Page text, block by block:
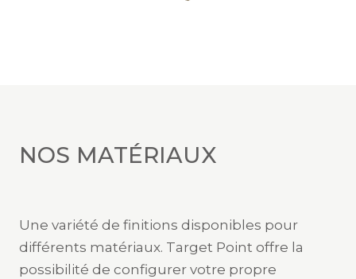
NOS MATÉRIAUX
Une variété de finitions disponibles pour
différents matériaux. Target Point offre la
possibilité de configurer votre propre